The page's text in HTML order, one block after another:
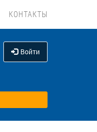
КОНТАКТЫ
Войти